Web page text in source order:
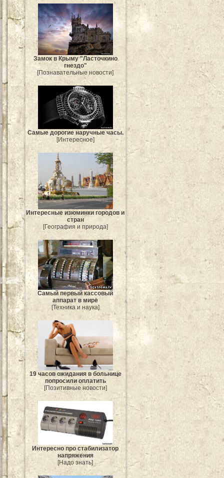
Замок в Крыму "Ласточкино
гнездо"
[Познавательные новости]
Самые дорогие наручные часы.
[Интересное]
Интересные изюминки городов и
стран
[География и природа]
Самый первый кассовый
аппарат в мире
[Техника и наука]
19 часов ожидания в больнице
попросили оплатить
[Позитивные новости]
Интересно про стабилизатор
напряжения
[Надо знать]